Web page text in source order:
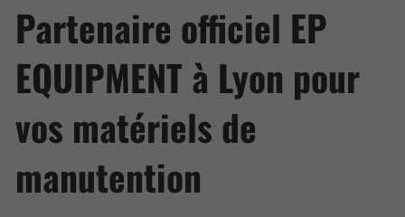
Partenaire officiel EP
EQUIPMENT à Lyon pour
vos matériels de
manutention